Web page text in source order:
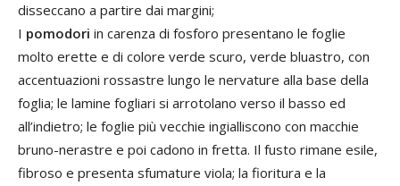
disseccano a partire dai margini;
I pomodori in carenza di fosforo presentano le foglie
molto erette e di colore verde scuro, verde bluastro, con
accentuazioni rossastre lungo le nervature alla base della
foglia; le lamine fogliari si arrotolano verso il basso ed
all’indietro; le foglie più vecchie ingialliscono con macchie
bruno-nerastre e poi cadono in fretta. Il fusto rimane esile,
fibroso e presenta sfumature viola; la fioritura e la